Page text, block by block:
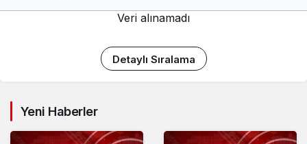
Veri alınamadı
Detaylı Sıralama
Yeni Haberler